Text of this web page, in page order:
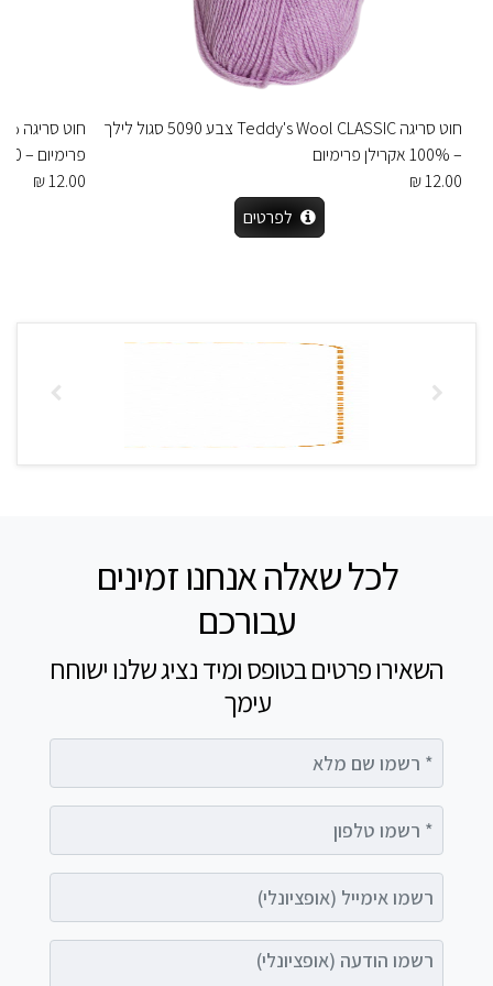
חוט סריגה Teddy's Wool CLASSIC צבע 5090 סגול לילך
– 100% אקרילן פרימיום
12.00 ₪
לפרטים
פרימיום – 100 גרם / 220 מטר – צבע 4045
12.00 ₪
לכל שאלה אנחנו זמינים
עבורכם
השאירו פרטים בטופס ומיד נציג שלנו ישוחח
עימך
רשמו הודעה (אופציונלי)